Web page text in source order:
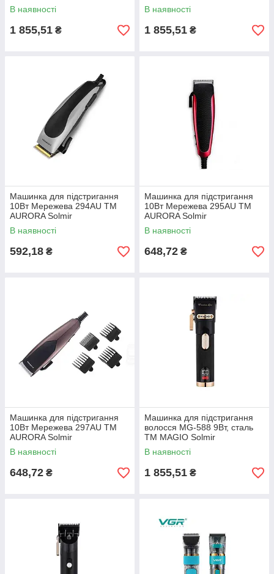
В наявності
1 855,51 ₴
В наявності
1 855,51 ₴
Машинка для підстригання
10Вт Мережева 294AU ТМ
AURORA Solmir
В наявності
592,18 ₴
Машинка для підстригання
10Вт Мережева 295AU ТМ
AURORA Solmir
В наявності
648,72 ₴
Машинка для підстригання
10Вт Мережева 297AU ТМ
AURORA Solmir
В наявності
648,72 ₴
Машинка для підстригання
волосся МG-588 9Вт, сталь
ТМ MAGIO Solmir
В наявності
1 855,51 ₴